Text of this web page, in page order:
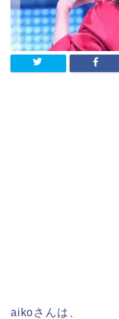
aikoさんは、